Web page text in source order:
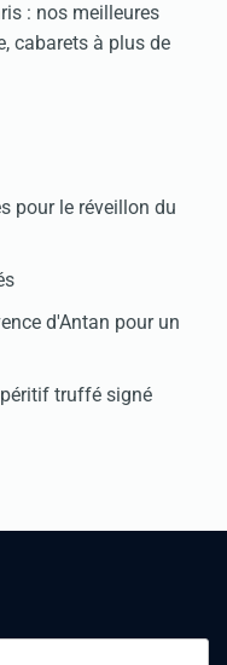
: nos meilleures
cabarets à plus de
pour le réveillon du
d'Antan pour un
truffé signé